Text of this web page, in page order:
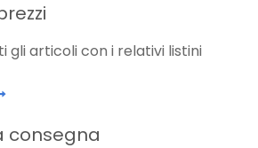
gli articoli con i relativi listini
consegna